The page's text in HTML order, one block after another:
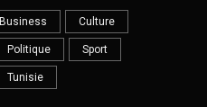
Business Culture
Politique Sport
Tunisie